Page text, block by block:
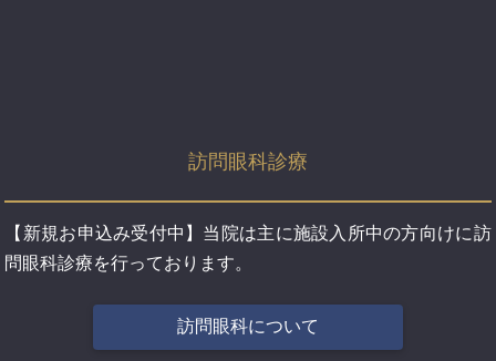
訪問眼科診療
【新規お申込み受付中】当院は主に施設入所中の方向けに訪
問眼科診療を行っております。
訪問眼科について